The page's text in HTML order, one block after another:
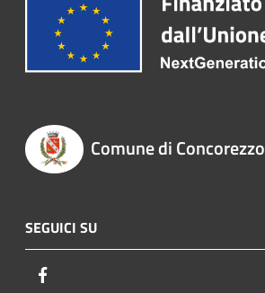
Comune di Concorezzo
SEGUICI SU